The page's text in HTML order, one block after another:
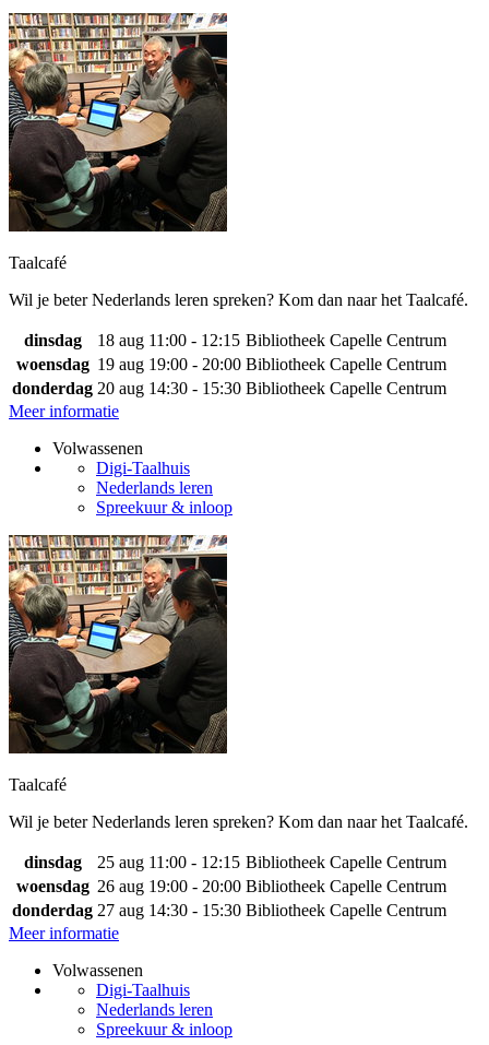
Taalcafé
Wil je beter Nederlands leren spreken? Kom dan naar het Taalcafé.
dinsdag 18 aug 11:00 - 12:15 Bibliotheek Capelle Centrum
woensdag 19 aug 19:00 - 20:00 Bibliotheek Capelle Centrum
donderdag 20 aug 14:30 - 15:30 Bibliotheek Capelle Centrum
Meer informatie
Volwassenen
Digi-Taalhuis
Nederlands leren
Spreekuur & inloop
Taalcafé
Wil je beter Nederlands leren spreken? Kom dan naar het Taalcafé.
dinsdag 25 aug 11:00 - 12:15 Bibliotheek Capelle Centrum
woensdag 26 aug 19:00 - 20:00 Bibliotheek Capelle Centrum
donderdag 27 aug 14:30 - 15:30 Bibliotheek Capelle Centrum
Meer informatie
Volwassenen
Digi-Taalhuis
Nederlands leren
Spreekuur & inloop